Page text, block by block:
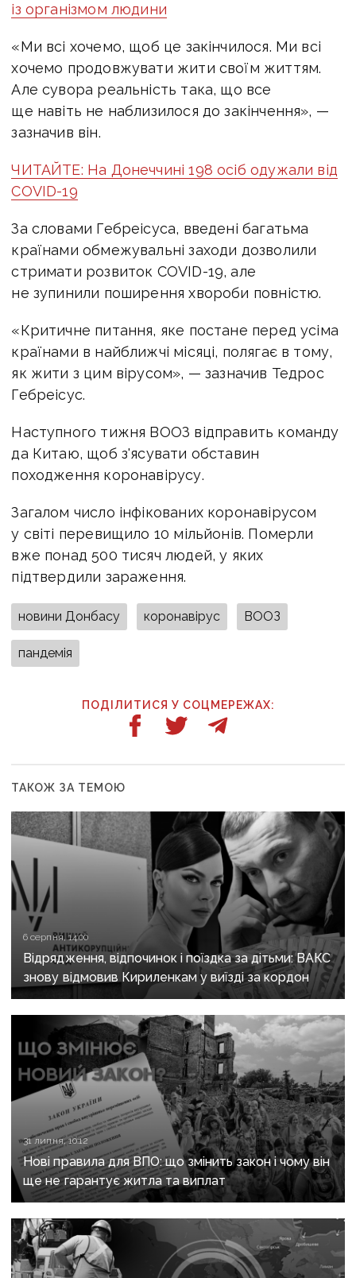
із організмом людини
«Ми всі хочемо, щоб це закінчилося. Ми всі
хочемо продовжувати жити своїм життям.
Але сувора реальність така, що все
ще навіть не наблизилося до закінчення», —
зазначив він.
ЧИТАЙТЕ: На Донеччині 198 осіб одужали від
COVID-19
За словами Гебреісуса, введені багатьма
країнами обмежувальні заходи дозволили
стримати розвиток COVID-19, але
не зупинили поширення хвороби повністю.
«Критичне питання, яке постане перед усіма
країнами в найближчі місяці, полягає в тому,
як жити з цим вірусом», — зазначив Тедрос
Гебреісус.
Наступного тижня ВООЗ відправить команду
да Китаю, щоб з'ясувати обставин
походження коронавірусу.
Загалом число інфікованих коронавірусом
у світі перевищило 10 мільйонів. Померли
вже понад 500 тисяч людей, у яких
підтвердили зараження.
новини Донбасу коронавірус ВООЗ
пандемія
ПОДІЛИТИСЯ У СОЦМЕРЕЖАХ:
ТАКОЖ ЗА ТЕМОЮ
6 серпня, 14:00
Відрядження, відпочинок і поїздка за дітьми: ВАКС
знову відмовив Кириленкам у виїзді за кордон
31 липня, 10:12
Нові правила для ВПО: що змінить закон і чому він
ще не гарантує житла та виплат